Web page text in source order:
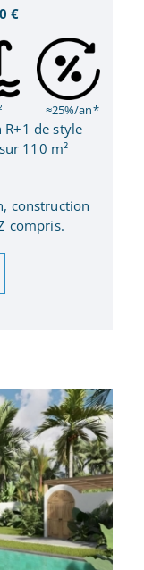
€
≈25%/an*
de style
110 m²
construction
compris.